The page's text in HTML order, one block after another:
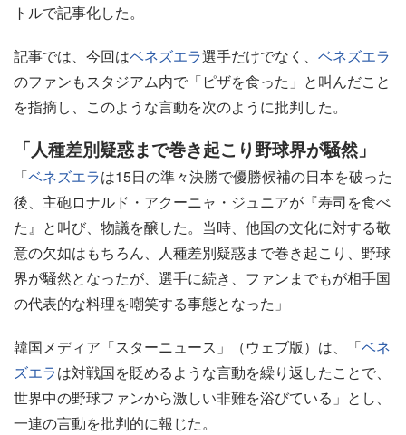
トルで記事化した。
記事では、今回はベネズエラ選手だけでなく、 ベネズエラ
のファンもスタジアム内で「ピザを食った」と叫んだこと
を指摘し、このような言動を次のように批判した。
「人種差別疑惑まで巻き起こり野球界が騒然」
「ベネズエラは15日の準々決勝で優勝候補の日本を破った
後、主砲ロナルド・アクーニャ・ジュニアが『寿司を食べ
た』と叫び、物議を醸した。当時、他国の文化に対する敬
意の欠如はもちろん、人種差別疑惑まで巻き起こり、野球
界が騒然となったが、選手に続き、ファンまでもが相手国
の代表的な料理を嘲笑する事態となった」
韓国メディア「スターニュース」（ウェブ版）は、「ベネ
ズエラは対戦国を貶めるような言動を繰り返したことで、
世界中の野球ファンから激しい非難を浴びている」とし、
一連の言動を批判的に報じた。